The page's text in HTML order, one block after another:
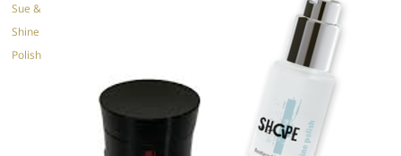
Sue &
Shine
Polish